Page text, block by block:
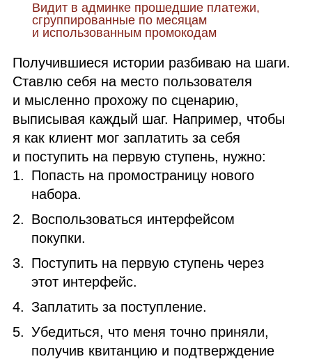
Видит в админке прошедшие платежи,
сгруппированные по месяцам
и использованным промокодам
Получившиеся истории разбиваю на шаги.
Ставлю себя на место пользователя
и мысленно прохожу по сценарию,
выписывая каждый шаг. Например, чтобы
я как клиент мог заплатить за себя
и поступить на первую ступень, нужно:
Попасть на промостраницу нового
набора.
Воспользоваться интерфейсом
покупки.
Поступить на первую ступень через
этот интерфейс.
Заплатить за поступление.
Убедиться, что меня точно приняли,
получив квитанцию и подтверждение